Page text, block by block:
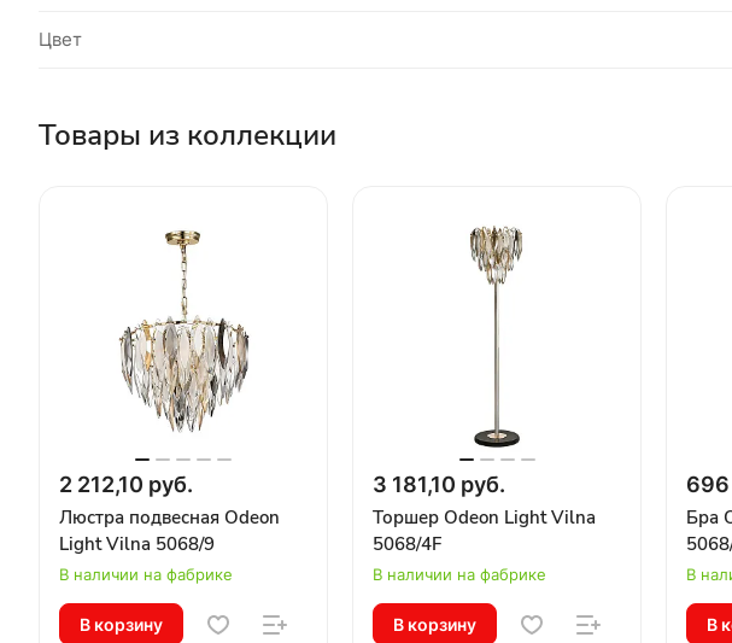
Цвет
Товары из коллекции
2 212,10 руб.
Люстра подвесная Odeon
Light Vilna 5068/9
В наличии на фабрике
В корзину
3 181,10 руб.
Торшер Odeon Light Vilna
5068/4F
В наличии на фабрике
В корзину
696
Бра
В
В